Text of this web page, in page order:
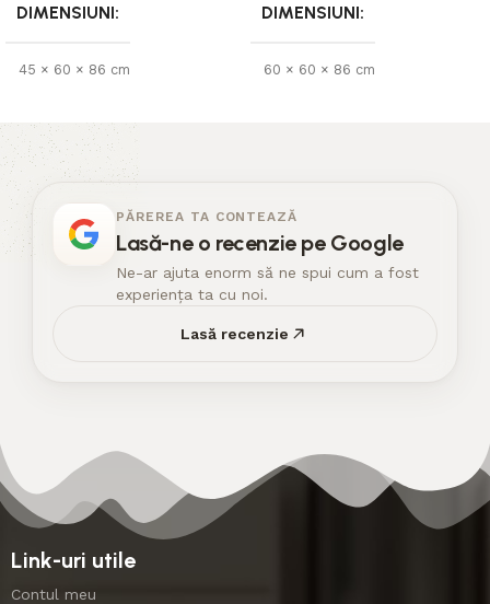
DIMENSIUNI
45 × 60 × 86 cm
DIMENSIUNI
60 × 60 × 86 cm
PĂREREA TA CONTEAZĂ
Lasă-ne o recenzie pe Google
Ne-ar ajuta enorm să ne spui cum a fost
experiența ta cu noi.
Lasă recenzie
Link-uri utile
Contul meu